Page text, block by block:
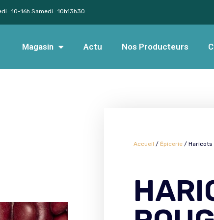
: 10-16h Samedi : 10h13h30
Magasin Actu Nos Producteurs
Accueil / Épicerie / Haricots